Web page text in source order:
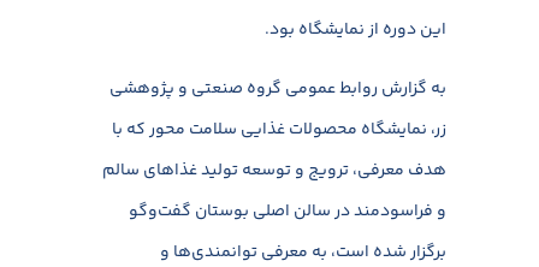
این دوره از نمایشگاه بود.
به گزارش روابط عمومی گروه صنعتی و پژوهشی
زر، نمایشگاه محصولات غذایی سلامت محور که با
هدف معرفی، ترویج و توسعه تولید غذاهای سالم
و فراسودمند در سالن اصلی بوستان گفت‌وگو
برگزار شده است، به معرفی توانمندی‌ها و